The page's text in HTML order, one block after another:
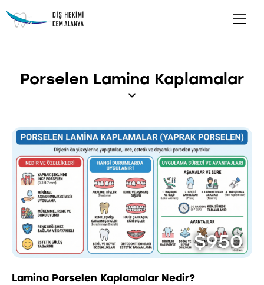
Porselen Lamina Kaplamalar
$950
Lamina Porselen Kaplamalar Nedir?